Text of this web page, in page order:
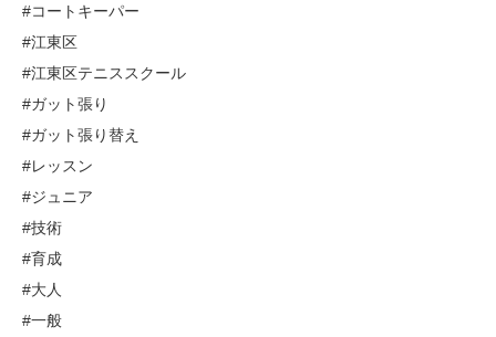
#コートキーパー
#江東区
#江東区テニススクール
#ガット張り
#ガット張り替え
#レッスン
#ジュニア
#技術
#育成
#大人
#一般